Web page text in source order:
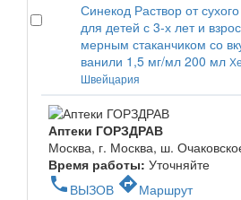
Синекод Раствор от
для детей с 3-х лет и
мерным стаканчиком со
ванили 1,5 мг/мл 200 мл
Швейцария
Аптеки ГОРЗДРАВ
Москва, г. Москва, ш.
Время работы: Уточняйте
phone ВЫЗОВ directionsМаршрут